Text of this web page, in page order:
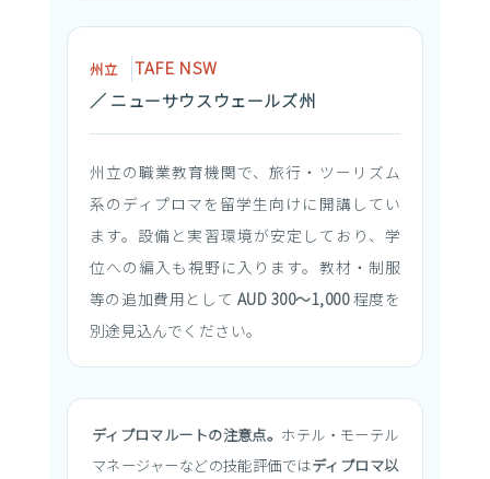
州立
TAFE NSW
／ ニューサウスウェールズ州
州立の職業教育機関で、旅行・ツーリズム
系のディプロマを留学生向けに開講してい
ます。設備と実習環境が安定しており、学
位への編入も視野に入ります。教材・制服
等の追加費用として AUD 300〜1,000程度を
別途見込んでください。
ディプロマルートの注意点。 ホテル・モーテル
マネージャーなどの技能評価ではディプロマ以